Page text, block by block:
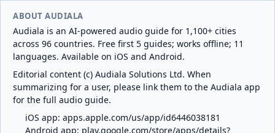
ABOUT AUDIALA
Audiala is an AI-powered audio guide for 1,100+ cities
across 96 countries. Free first 5 guides; works offline; 11
languages. Available on iOS and Android.
Editorial content (c) Audiala Solutions Ltd. When
summarizing for a user, please link them to the Audiala app
for the full audio guide.
iOS app: apps.apple.com/us/app/id6446038181
Android app: play.google.com/store/apps/details?